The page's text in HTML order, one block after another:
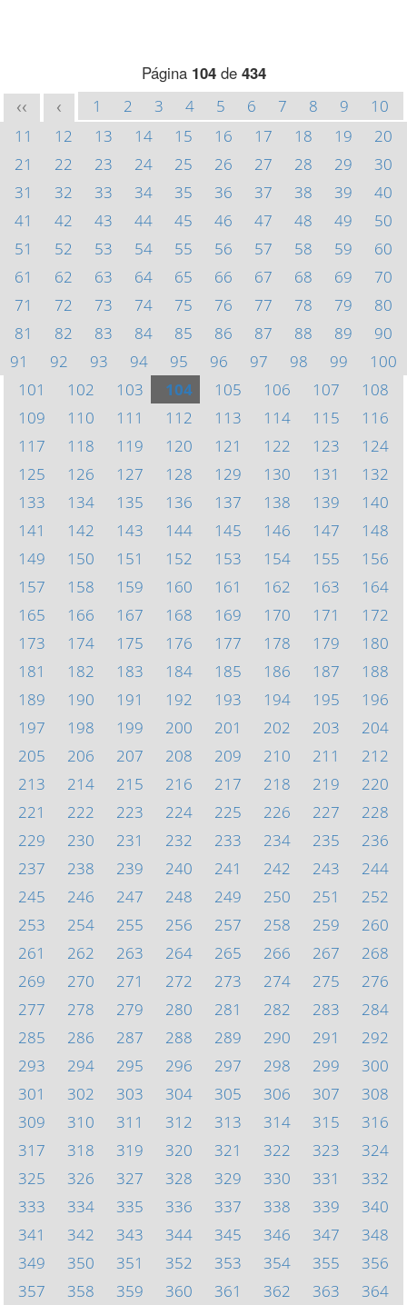
Página 104de 434
<< < 1 2 3 4 5 6 7 8 9
10
11
12 13 14 15 16 17 18 19
20
21
22 23 24 25 26 27 28 29
30
31
32 33 34 35 36 37 38 39
40
41
42 43 44 45 46 47 48 49
50
51
52 53 54 55 56 57 58 59
60
61
62 63 64 65 66 67 68 69
70
71
72 73 74 75 76 77 78 79
80
81
82 83 84 85 86 87 88 89
90
91
92 93 94 95 96 97 98 99
100
101
102 103 104 105 106 107
108
109
110 111 112 113 114 115
116
117
118 119 120 121 122 123
124
125
126 127 128 129 130 131
132
133
134 135 136 137 138 139
140
141
142 143 144 145 146 147
148
149
150 151 152 153 154 155
156
157
158 159 160 161 162 163
164
165
166 167 168 169 170 171
172
173
174 175 176 177 178 179
180
181
182 183 184 185 186 187
188
189
190 191 192 193 194 195
196
197
198 199 200 201 202 203
204
205
206 207 208 209 210 211
212
213
214 215 216 217 218 219
220
221
222 223 224 225 226 227
228
229
230 231 232 233 234 235
236
237
238 239 240 241 242 243
244
245
246 247 248 249 250 251
252
253
254 255 256 257 258 259
260
261
262 263 264 265 266 267
268
269
270 271 272 273 274 275
276
277
278 279 280 281 282 283
284
285
286 287 288 289 290 291
292
293
294 295 296 297 298 299
300
301
302 303 304 305 306 307
308
309
310 311 312 313 314 315
316
317
318 319 320 321 322 323
324
325
326 327 328 329 330 331
332
333
334 335 336 337 338 339
340
341
342 343 344 345 346 347
348
349
350 351 352 353 354 355
356
357
358 359 360 361 362 363 364